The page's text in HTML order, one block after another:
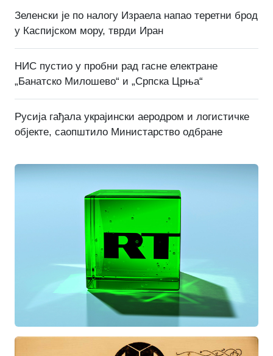
Зеленски је по налогу Израела напао теретни брод
у Каспијском мору, тврди Иран
НИС пустио у пробни рад гасне електране
„Банатско Милошево“ и „Српска Црња“
Русија гађала украјински аеродром и логистичке
објекте, саопштило Министарство одбране